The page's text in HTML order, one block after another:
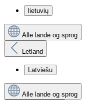
lietuvių
Alle lande og sprog
Letland
Latviešu
Alle lande og sprog